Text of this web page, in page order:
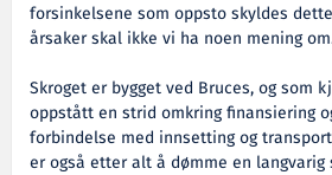
forsinkelsene som oppsto skyldes
årsaker skal ikke vi ha noen mening
Skroget er bygget ved Bruces, og som
oppstått en strid omkring finansiering
forbindelse med innsetting og
er også etter alt å dømme en